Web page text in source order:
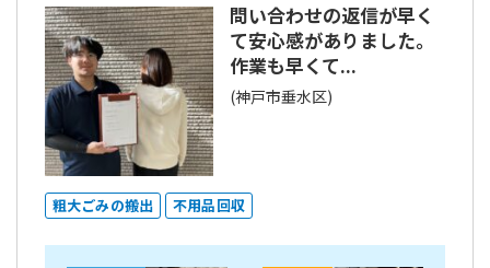
問い合わせの返信が早く
て安心感がありました。
作業も早くて...
(神戸市垂水区)
粗大ごみの搬出 不用品回収